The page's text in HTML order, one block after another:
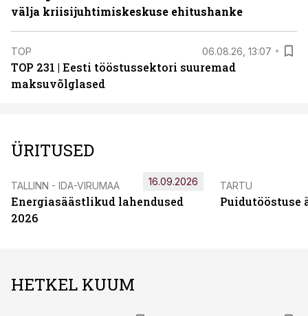
välja kriisijuhtimiskeskuse ehitushanke
TOP 06.08.26, 13:07
TOP 231 | Eesti tööstussektori suuremad
maksuvõlglased
ÜRITUSED
TALLINN - IDA-VIRUMAA
Energiasäästlikud lahendused
2026
16.09.2026 TARTU
Puidutööstuse
HETKEL KUUM